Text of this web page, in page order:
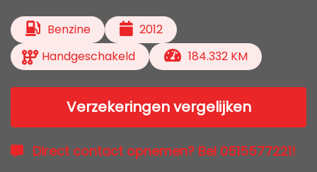
Benzine
2012
Handgeschakeld
184.332 KM
Verzekeringen vergelijken
Direct contact opnemen? Bel 0515577221!